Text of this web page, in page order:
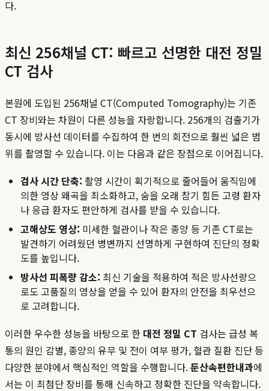
다.
최신 256채널 CT: 빠르고 선명한 대전 정밀
CT 검사
본원에 도입된 256채널 CT(Computed Tomography)는 기존
CT 장비와는 차원이 다른 성능을 자랑합니다. 256개의 검출기가
동시에 방사선 데이터를 수집하여 한 번의 회전으로 훨씬 넓은 범
위를 촬영할 수 있습니다. 이는 다음과 같은 장점으로 이어집니다.
검사 시간 단축: 촬영 시간이 획기적으로 줄어들어 움직임에
의한 영상 왜곡을 최소화하고, 숨을 오래 참기 힘든 고령 환자
나 응급 환자도 편안하게 검사를 받을 수 있습니다.
고해상도 영상: 미세한 혈관이나 작은 종양 등 기존 CT로는
발견하기 어려웠던 병변까지 선명하게 구현하여 진단의 정확
도를 높입니다.
방사선 피폭량 감소: 최신 기술을 적용하여 적은 방사선량으
로도 고품질의 영상을 얻을 수 있어 환자의 안전을 최우선으
로 고려합니다.
이러한 우수한 성능을 바탕으로 한 대전 정밀 CT 검사는 급성 복
통의 원인 감별, 종양의 유무 및 전이 여부 평가, 혈관 질환 진단 등
다양한 분야에서 핵심적인 역할을 수행합니다.둔산속편한내과에
서는 이 최첨단 장비를 통해 신속하고 정확한 진단을 약속합니다.